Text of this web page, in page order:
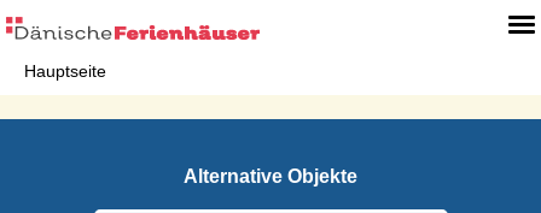
Hauptseite
Alternative Objekte